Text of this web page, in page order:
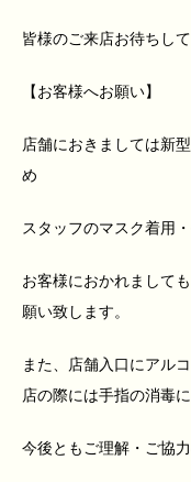
皆様のご来店お待ちし
【お客様へお願い】
店舗におきましては新
め
スタッフのマスク着用
お客様におかれまして
願い致します。
また、店舗入口にアル
店の際には手指の消毒
今後ともご理解・ご協